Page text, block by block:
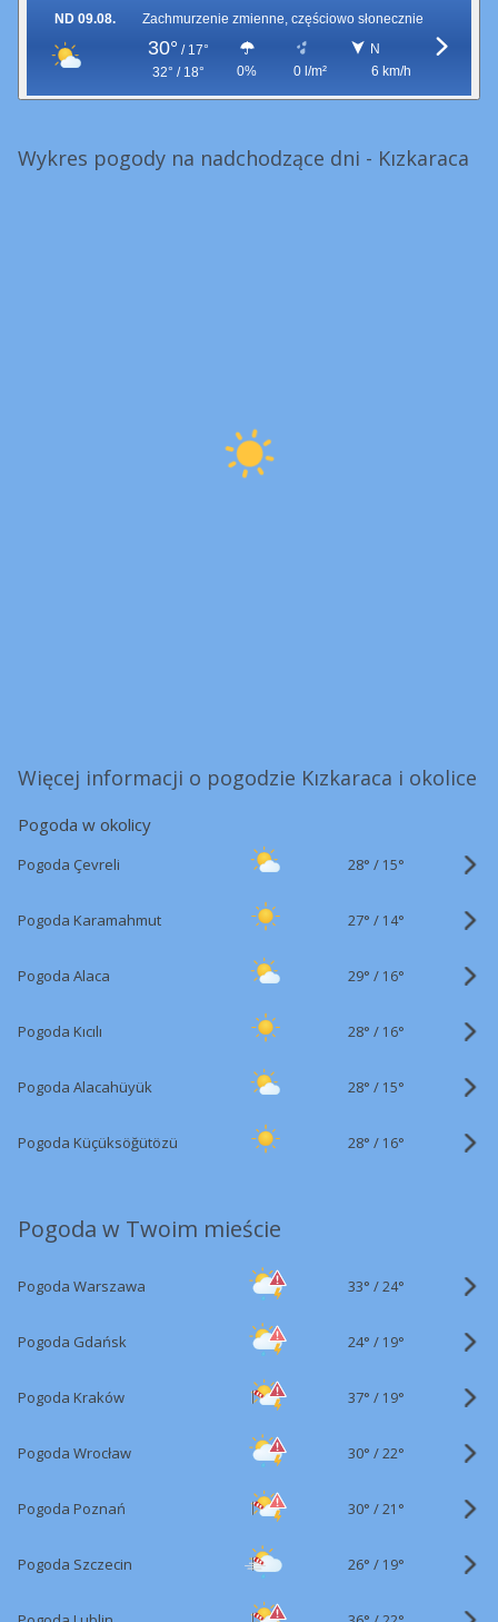
ND 09.08. Zachmurzenie zmienne, częściowo słonecznie
30° / 17°
32° / 18°
0% 0 l/m²
N
6 km/h
Wykres pogody na nadchodzące dni - Kızkaraca
Więcej informacji o pogodzie Kızkaraca i okolice
Pogoda w okolicy
Pogoda Çevreli 28° / 15°
Pogoda Karamahmut 27° / 14°
Pogoda Alaca 29° / 16°
Pogoda Kıcılı 28° / 16°
Pogoda Alacahüyük 28° / 15°
Pogoda Küçüksöğütözü 28° / 16°
Pogoda w Twoim mieście
Pogoda Warszawa 33° /24°
Pogoda Gdańsk 24° / 19°
Pogoda Kraków 37° / 19°
Pogoda Wrocław 30° /22°
Pogoda Poznań 30° /21°
Pogoda Szczecin 26° / 19°